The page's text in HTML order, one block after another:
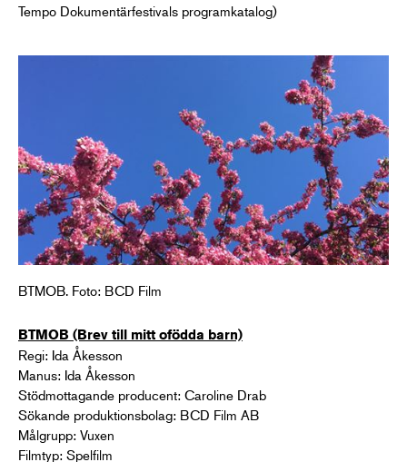
Tempo Dokumentärfestivals programkatalog)
BTMOB. Foto: BCD Film
BTMOB (Brev till mitt ofödda barn)
Regi: Ida Åkesson
Manus: Ida Åkesson
Stödmottagande producent: Caroline Drab
Sökande produktionsbolag: BCD Film AB
Målgrupp: Vuxen
Filmtyp: Spelfilm